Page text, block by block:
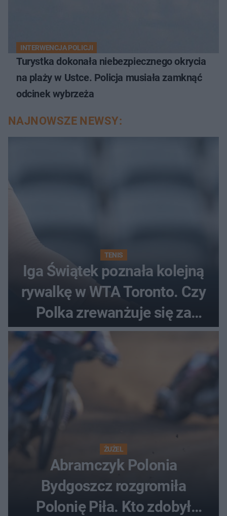
INTERWENCJA POLICJI
Turystka dokonała niebezpiecznego okrycia
na plaży w Ustce. Policja musiała zamknąć
odcinek wybrzeża
NAJNOWSZE NEWSY:
TENIS
Iga Świątek poznała kolejną
rywalkę w WTA Toronto. Czy
Polka zrewanżuje się za
ostatnią porażkę?
ŻUŻEL
Abramczyk Polonia
Bydgoszcz rozgromiła
Polonię Piła. Kto zdobył